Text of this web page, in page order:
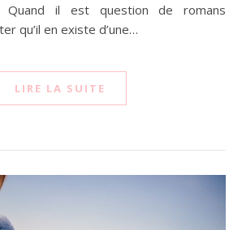
Quand il est question de romans
qu’il en existe d’une…
LIRE LA SUITE